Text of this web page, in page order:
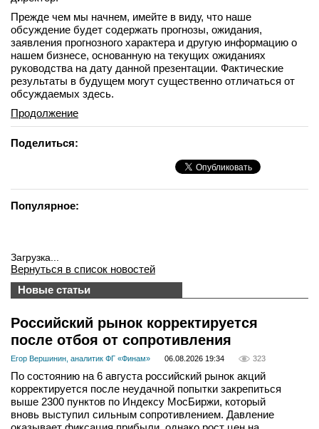
Прежде чем мы начнем, имейте в виду, что наше
обсуждение будет содержать прогнозы, ожидания,
заявления прогнозного характера и другую информацию о
нашем бизнесе, основанную на текущих ожиданиях
руководства на дату данной презентации. Фактические
результаты в будущем могут существенно отличаться от
обсуждаемых здесь.
Продолжение
Поделиться:
Популярное:
Загрузка...
Вернуться в список новостей
Новые статьи
Российский рынок корректируется
после отбоя от сопротивления
Егор Вершинин, аналитик ФГ «Финам» 06.08.2026 19:34 323
По состоянию на 6 августа российский рынок акций
корректируется после неудачной попытки закрепиться
выше 2300 пунктов по Индексу МосБиржи, который
вновь выступил сильным сопротивлением. Давление